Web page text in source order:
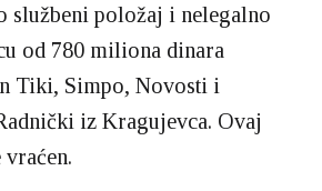
službeni položaj i nelegalno
od 780 miliona dinara
Tiki, Simpo, Novosti i
iz Kragujevca. Ovaj